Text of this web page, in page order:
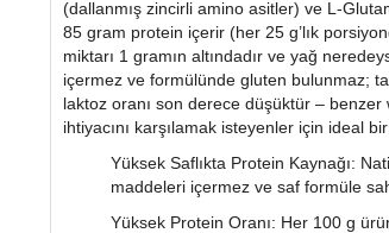
(dallanmış zincirli amino asitler) ve L-
85 gram protein içerir (her 25 g’lık
miktarı 1 gramın altındadır ve yağ
içermez ve formülünde gluten bulunmaz;
laktoz oranı son derece düşüktür –
ihtiyacını karşılamak isteyenler için ideal
Yüksek Saflıkta Protein Kaynağı:
maddeleri içermez ve saf formüle
Yüksek Protein Oranı: Her 100 g